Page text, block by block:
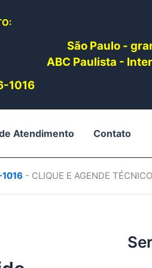
1016
São Paulo -
ABC Paulista -
Atendimento Contato
- CLIQUE E AGENDE